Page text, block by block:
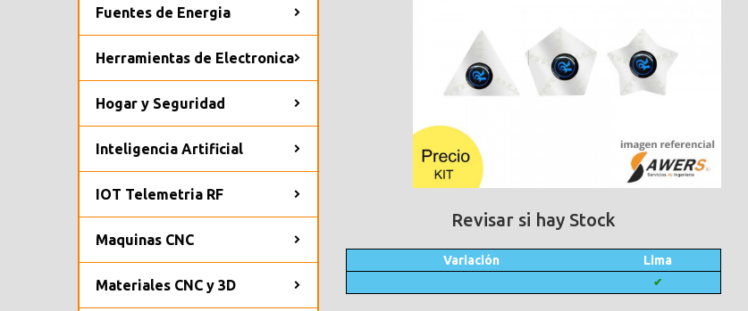
Fuentes de Energia
Herramientas de Electronica
Hogar y Seguridad
Inteligencia Artificial
IOT Telemetria RF
Maquinas CNC
Materiales CNC y 3D
Revisar si hay Stock
Variación Lima
✔